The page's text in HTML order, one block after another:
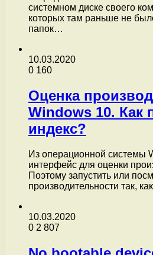
системном диске своего
которых там раньше не
папок…
10.03.2020
0 160
Оценка
Windows 10. Как
индекс?
Из операционной системы
интерфейс для оценки
Поэтому запустить или
производительности так,
10.03.2020
0 2 807